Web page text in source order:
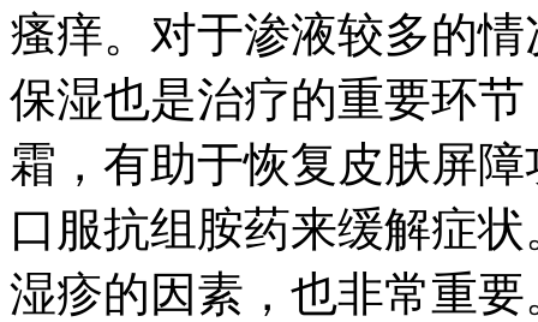
瘙痒。对于渗液较多的
保湿也是治疗的重要环
霜，有助于恢复皮肤屏
口服抗组胺药来缓解症
湿疹的因素，也非常重